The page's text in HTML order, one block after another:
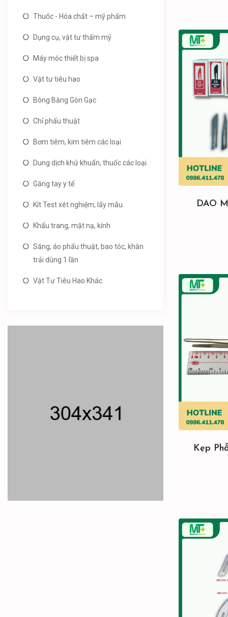
Thuốc - Hóa chất – mỹ phẩm
Dụng cụ, vật tư thẩm mỹ
Máy móc thiết bị spa
Vật tư tiêu hao
Bông Băng Gòn Gạc
Chỉ phẩu thuật
Bơm tiêm, kim tiêm các loại
Dung dịch khử khuẩn, thuốc các loại
Găng tay y tế
Kít Test xét nghiệm, lấy mẫu
Khẩu trang, mặt nạ, kính
Săng, áo phẩu thuật, bao tóc, khăn
trải dùng 1 lần
Vật Tư Tiêu Hao Khác
DAO
Kẹp